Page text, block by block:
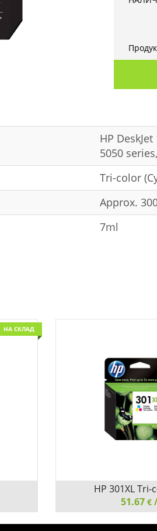
HP
5050
Tri-color
Approx.
7ml
НА СКЛАД
HP 301XL
51.67 €/